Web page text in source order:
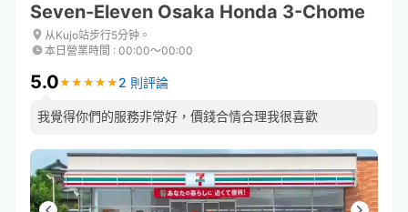
Seven-Eleven Osaka Honda 3-Chome
从Kujo站步行5分钟。
本日營業時間 : 00:00〜00:00
5.0★ ★ ★ ★ ★
★ ★ ★ ★ ★ 2 則評論
我覺得你們的服務非常好，價錢合情合理我很喜歡